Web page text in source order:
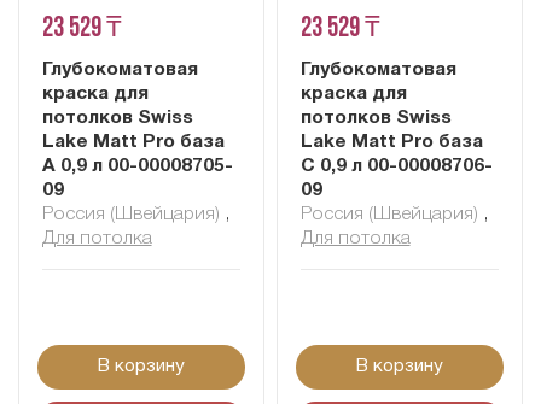
23 529 ₸
Глубокоматовая
краска для
потолков Swiss
Lake Matt Pro база
А 0,9 л 00-00008705-
09
Россия (Швейцария) ,
Для потолка
В корзину
23 529 ₸
Глубокоматовая
краска для
потолков Swiss
Lake Matt Pro база
C 0,9 л 00-00008706-
09
Россия (Швейцария) ,
Для потолка
В корзину